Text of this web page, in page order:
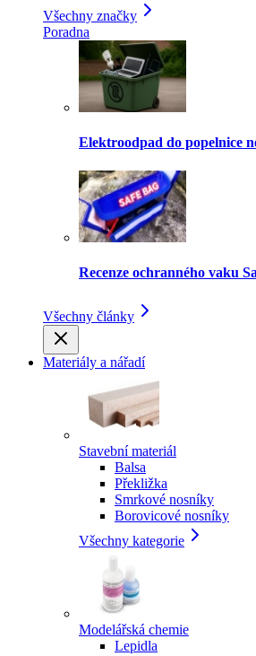
Všechny značky
Poradna
Elektroodpad do popelnice
Recenze ochranného vaku
Všechny články
Materiály a nářadí
Stavební materiál
Balsa
Překližka
Smrkové nosníky
Borovicové nosníky
Všechny kategorie
Modelářská chemie
Lepidla